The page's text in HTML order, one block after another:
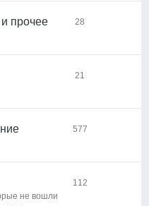
прочее 28
21
577
не вошли
112